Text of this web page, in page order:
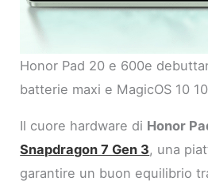
Honor Pad 20 e 600e
batterie maxi e MagicOS 10 10
Il cuore hardware di Honor
Snapdragon 7 Gen 3, una
garantire un buon equilibrio